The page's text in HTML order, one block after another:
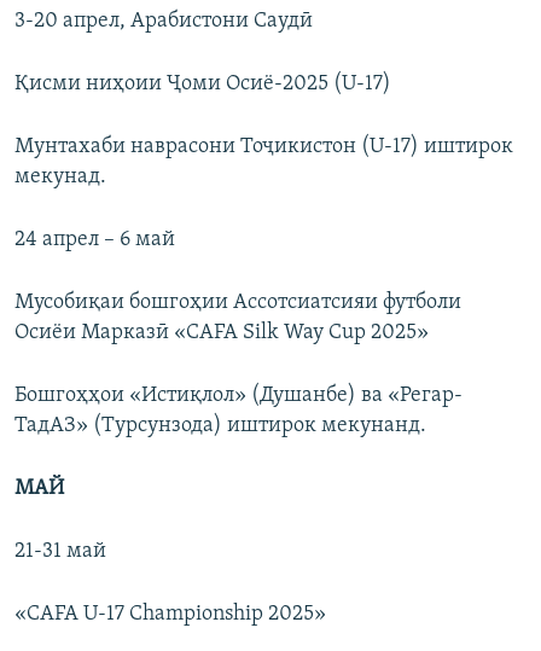
3-20 апрел, Арабистони Саудӣ
Қисми ниҳоии Ҷоми Осиё-2025 (U-17)
Мунтахаби наврасони Тоҷикистон (U-17) иштирок
мекунад.
24 апрел – 6 май
Мусобиқаи бошгоҳии Ассотсиатсияи футболи
Осиёи Марказӣ «CAFA Silk Way Cup 2025»
Бошгоҳҳои «Истиқлол» (Душанбе) ва «Регар-
ТадАЗ» (Турсунзода) иштирок мекунанд.
МАЙ
21-31 май
«CAFA U-17 Championship 2025»